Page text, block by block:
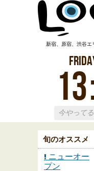
新宿、原宿、渋谷エ
13
旬のオススメ
ニューオー
プン